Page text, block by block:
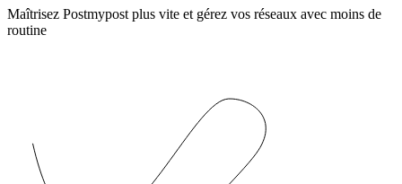
Maîtrisez Postmypost plus vite et gérez vos réseaux avec moins de
routine